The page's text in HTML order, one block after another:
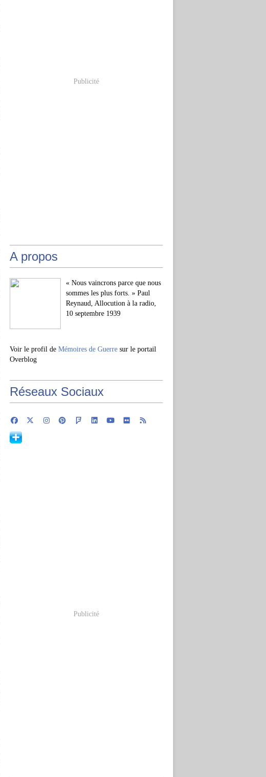
Publicité
A propos
« Nous vaincrons parce que nous
sommes les plus forts. » Paul
Reynaud, Allocution à la radio,
10 septembre 1939
Voir le profil de Mémoires de Guerre sur le portail
Overblog
Réseaux Sociaux
Publicité